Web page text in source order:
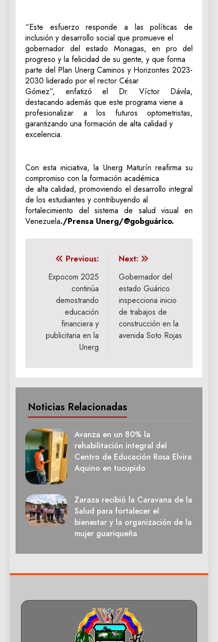
“Este esfuerzo responde a las políticas de
inclusión y desarrollo social que promueve el
gobernador del estado Monagas, en pro del
progreso y la felicidad de su gente, y que forma
parte del Plan Unerg Caminos y Horizontes 2023-
2030 liderado por el rector César
Gómez”, enfatizó el Dr. Víctor Dávila,
destacando además que este programa viene a
profesionalizar a los futuros optometristas,
garantizando una formación de alta calidad y
excelencia.
Con esta iniciativa, la Unerg Maturín reafirma su
compromiso con la formación académica
de alta calidad, promoviendo el desarrollo integral
de los estudiantes y contribuyendo al
fortalecimiento del sistema de salud visual en
Venezuela./Prensa Unerg/@gobguárico.
Navegación
entradas
Previous:
Expocom 2025
continúa
demostrando
educación
financiera y
publicitaria en la
Unerg
Next:
Gobernador del
estado Guárico
inspecciona inicio
de trabajos de
construcción en la
avenida Soto Rojas
Noticias Relacionadas
Avanza en un 80% la
rehabilitación integral del
Centro de Educación Rosa Elvira
Aquino en tucupido
Zaraza recibió la Caravana de la
Salud para fortalecer el
bienestar y la organización de la
mujer guariqueña